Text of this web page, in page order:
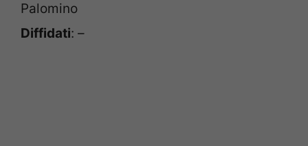
Palomino
Diffidati: –